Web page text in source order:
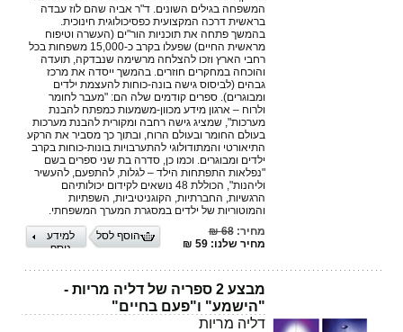
המשפחה בגילים השונים. ד"ר אביה שהם לוז עבדה
בראשית דרכה המקצועית כפסיכולוגית חינוכית.
בהמשך פתחה את תוכניות הור"ים (העשרה וטיפוח
מראשית החיים) שפעלו בקרב כ-15,000 משפחות בכל
רחבי הארץ וזכו להצלחה מרשימה שנבדקה, תועדה
והוכחה במחקרים חוזרים. בהמשך ייסדה את מרכז
גבהים (לביסוס גישה בונה-כוחות להעצמת ילדים
ומבוגרים). ספרים קודמים שלה הם: "מעבר לחומר
ולרוח – ארגון מידע מכוון-משמעות כמפתח להבנת
מערכות", שמציג גישה רחבה ומקורית להבנת מערכות
בעולם החומר ובעולם הרוח, ובתוך כך מסביר את הרקע
התיאורטי והמתודולוגי להתערבויות בונות-כוחות בקרב
ילדים ומבוגרים. וכמו כן, סדרה בת שני ספרים בשם
"נפלאות התפתחות הילד – לגלות, להתפעם, להעשיר
וליהנות", הכוללת 48 נושאים לקידום יכולותיהם
הרגשיות, החברתיות, הקוגניטיביות, השפתיות
והמוטוריות של ילדים במסגרת המערך המשפחתי.
מחיר:68 ₪
מחיר שלנו: 59 ₪
למידע
נוסף
הוסף לסל
מבצע 2 ספריה של דליה מריות -
"הישמע" ו"פעם בחיים"
דליה מריות